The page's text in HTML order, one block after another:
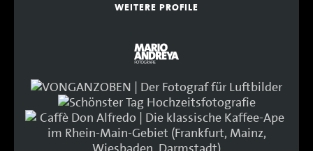
WEITERE PROFILE